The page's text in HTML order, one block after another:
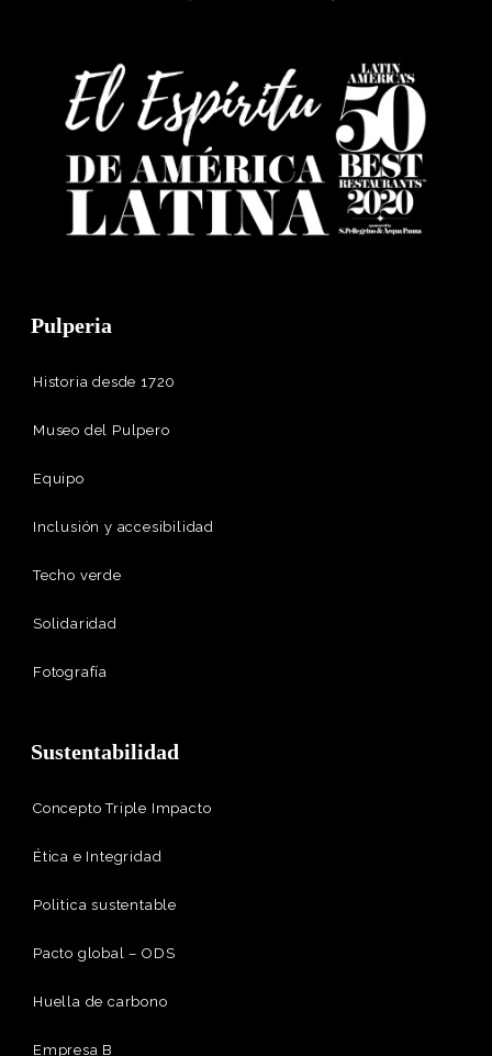
Pulperia
Historia desde 1720
Museo del Pulpero
Equipo
Inclusión y accesibilidad
Techo verde
Solidaridad
Fotografía
Sustentabilidad
Concepto Triple Impacto
Ética e Integridad
Politica sustentable
Pacto global – ODS
Huella de carbono
Empresa B